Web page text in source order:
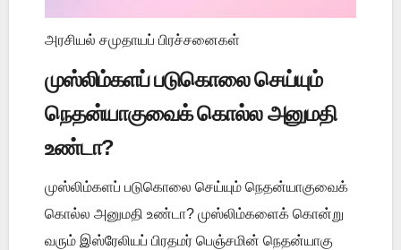
அரசியல் சமுதாயப் பிரச்சனைகள்
முஸ்லிம்களப் படுகொலை செய்யும்
நெதன்யாகுவைக் கொல்ல அனுமதி
உண்டா?
முஸ்லிம்களப் படுகொலை செய்யும் நெதன்யாகுவைக்
கொல்ல அனுமதி உண்டா? முஸ்லிம்களைக் கொன்று
வரும் இஸ்ரேலியப் பிரதமர் பெஞ்சமின் நெதன்யாகு